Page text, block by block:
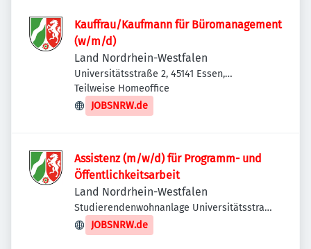
Kauffrau/Kaufmann für Büromanagement
(w/m/d)
Land Nordrhein-Westfalen
Universitätsstraße 2, 45141 Essen,
Deutschland
Teilweise Homeoffice
JOBSNRW.de
Assistenz (m/w/d) für Programm- und
Öffentlichkeitsarbeit
Land Nordrhein-Westfalen
Studierendenwohnanlage Universitätsstraße
1, Studierendenwerk Düsseldorf, 40225
Düsseldorf, Deutschland
JOBSNRW.de